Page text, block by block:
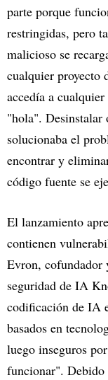
parte porque
restringidas, pero
malicioso se
cualquier proyecto
accedía a
"hola".
solucionaba el
encontrar y
código fuente se
El lanzamiento
contienen
Evron, cofundador
seguridad de IA
codificación de IA
basados en
luego inseguros
funcionar". Debido